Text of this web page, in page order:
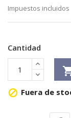
Impuestos incluidos
Cantidad
 Fuera de